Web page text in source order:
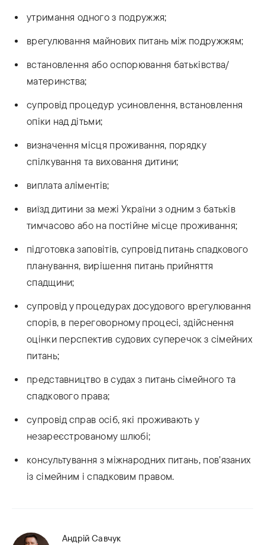
утримання одного з подружжя;
врегулювання майнових питань між подружжям;
встановлення або оспорювання батьківства/
материнства;
супровід процедур усиновлення, встановлення
опіки над дітьми;
визначення місця проживання, порядку
спілкування та виховання дитини;
виплата аліментів;
виїзд дитини за межі України з одним з батьків
тимчасово або на постійне місце проживання;
підготовка заповітів, супровід питань спадкового
планування, вирішення питань прийняття
спадщини;
супровід у процедурах досудового врегулювання
спорів, в переговорному процесі, здійснення
оцінки перспектив судових суперечок з сімейних
питань;
представництво в судах з питань сімейного та
спадкового права;
супровід справ осіб, які проживають у
незареєстрованому шлюбі;
консультування з міжнародних питань, пов’язаних
із сімейним і спадковим правом.
Андрій Савчук